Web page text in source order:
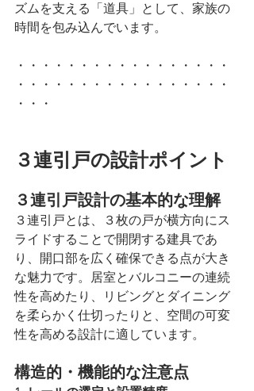
ズムを支える「道具」として、家族の
時間を包み込んでいます。
・・・・・・・・・・・・・・・・・
・・・・・・・・・・・・・・・・・
・・・
３連引戸の設計ポイント
３連引戸設計の基本的な理解
３連引戸とは、３枚の戸が横方向にス
ライドすることで開閉する建具であ
り、開口部を広く確保できる点が大き
な魅力です。居室とバルコニーの連続
性を高めたり、リビングとダイニング
を柔らかく仕切ったりと、空間の可変
性を高める設計に適しています。
構造的・機能的な注意点